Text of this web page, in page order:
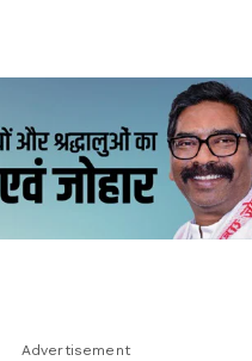
Advertisement